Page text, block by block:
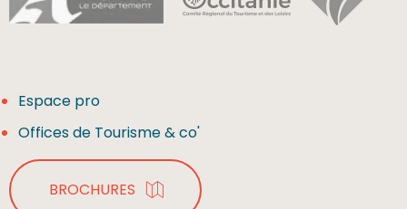
Espace pro
Offices de Tourisme & co'
BROCHURES